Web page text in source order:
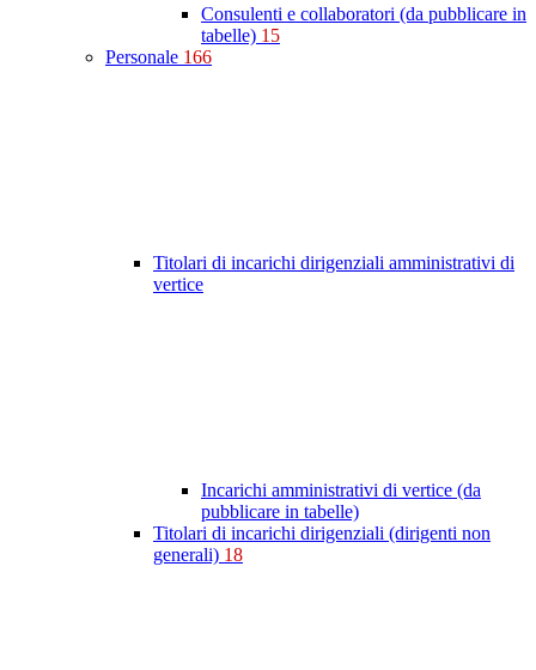
Consulenti e collaboratori (da pubblicare in
tabelle) 15
Personale 166
Titolari di incarichi dirigenziali amministrativi di
vertice
Incarichi amministrativi di vertice (da
pubblicare in tabelle)
Titolari di incarichi dirigenziali (dirigenti non
generali) 18